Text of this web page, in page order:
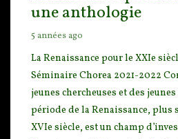
une anthologie
5 années ago
La Renaissance pour le XXIe
Séminaire Chorea 2021-2022
jeunes chercheuses et des
période de la Renaissance, plus
XVIe siècle, est un champ